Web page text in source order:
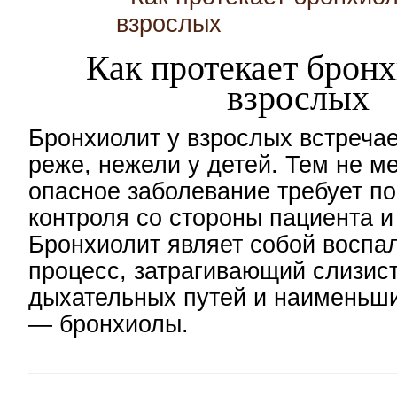
Как протекает
взрослых
Бронхиолит у взрослых
реже, нежели у детей. Тем не
опасное заболевание требует
контроля со стороны пациента
Бронхиолит являет собой
процесс, затрагивающий
дыхательных путей и
— бронхиолы.